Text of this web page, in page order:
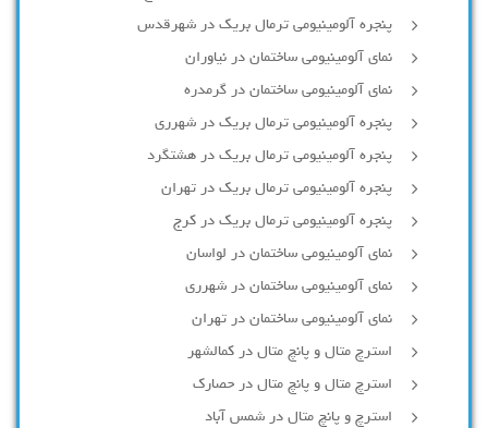
پنجره آلومینیومی ترمال بریک در شهرقدس
نمای آلومینیومی ساختمان در نیاوران
نمای آلومینیومی ساختمان در گرمدره
پنجره آلومینیومی ترمال بریک در شهرری
پنجره آلومینیومی ترمال بریک در هشتگرد
پنجره آلومینیومی ترمال بریک در تهران
پنجره آلومینیومی ترمال بریک در کرج
نمای آلومینیومی ساختمان در لواسان
نمای آلومینیومی ساختمان در شهرری
نمای آلومینیومی ساختمان در تهران
استرچ متال و پانچ متال در کمالشهر
استرچ متال و پانچ متال در حصارك
استرچ و پانچ متال در شمس آباد